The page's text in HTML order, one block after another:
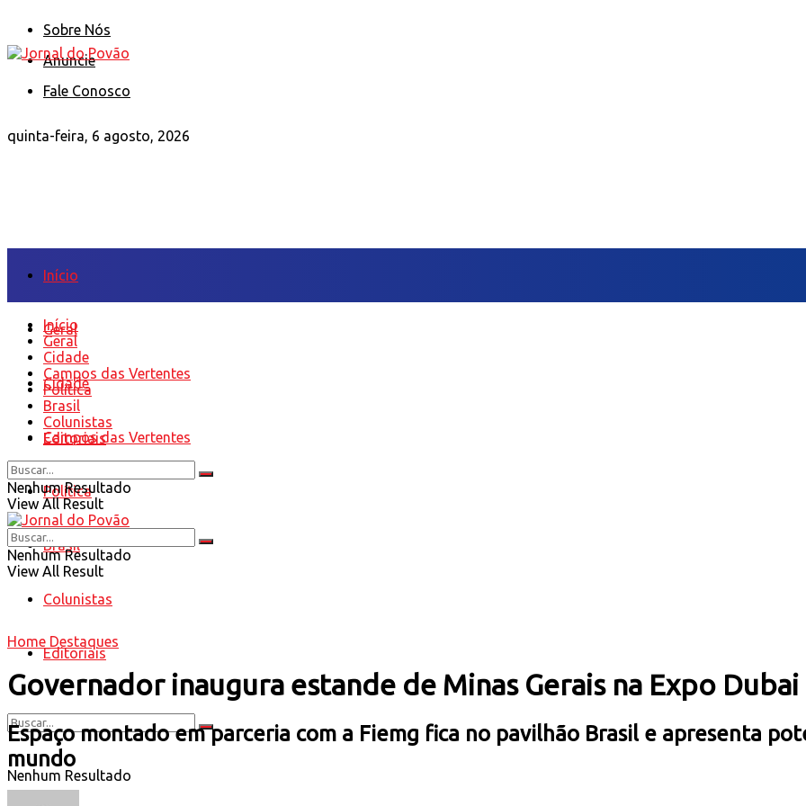
Sobre Nós
Anuncie
Fale Conosco
quinta-feira, 6 agosto, 2026
Início
Geral
Cidade
Campos das Vertentes
Política
Brasil
Colunistas
Editoriais
Nenhum Resultado
Início
Geral
Cidade
Campos das Vertentes
Política
Brasil
Colunistas
Editoriais
Nenhum Resultado
View All Result
Nenhum Resultado
View All Result
Home Destaques
Governador inaugura estande de Minas Gerais na Expo Dubai
Espaço montado em parceria com a Fiemg fica no pavilhão Brasil e apresenta
mundo